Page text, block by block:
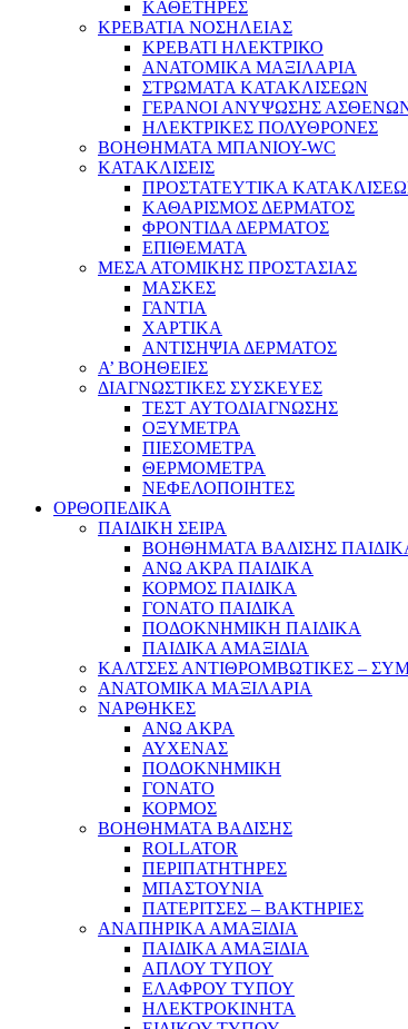
ΚΑΘΕΤΗΡΕΣ
ΚΡΕΒΑΤΙΑ ΝΟΣΗΛΕΙΑΣ
ΚΡΕΒΑΤΙ ΗΛΕΚΤΡΙΚΟ
ΑΝΑΤΟΜΙΚΑ ΜΑΞΙΛΑΡΙΑ
ΣΤΡΩΜΑΤΑ ΚΑΤΑΚΛΙΣΕΩΝ
ΓΕΡΑΝΟΙ ΑΝΥΨΩΣΗΣ
ΗΛΕΚΤΡΙΚΕΣ ΠΟΛΥΘΡΟΝΕΣ
ΒΟΗΘΗΜΑΤΑ ΜΠΑΝΙΟΥ-WC
ΚΑΤΑΚΛΙΣΕΙΣ
ΠΡΟΣΤΑΤΕΥΤΙΚΑ
ΚΑΘΑΡΙΣΜΟΣ ΔΕΡΜΑΤΟΣ
ΦΡΟΝΤΙΔΑ ΔΕΡΜΑΤΟΣ
ΕΠΙΘΕΜΑΤΑ
ΜΕΣΑ ΑΤΟΜΙΚΗΣ ΠΡΟΣΤΑΣΙΑΣ
ΜΑΣΚΕΣ
ΓΑΝΤΙΑ
ΧΑΡΤΙΚΑ
ΑΝΤΙΣΗΨΙΑ ΔΕΡΜΑΤΟΣ
Α’ ΒΟΗΘΕΙΕΣ
ΔΙΑΓΝΩΣΤΙΚΕΣ ΣΥΣΚΕΥΕΣ
ΤΕΣΤ ΑΥΤΟΔΙΑΓΝΩΣΗΣ
ΟΞΥΜΕΤΡΑ
ΠΙΕΣΟΜΕΤΡΑ
ΘΕΡΜΟΜΕΤΡΑ
ΝΕΦΕΛΟΠΟΙΗΤΕΣ
ΟΡΘΟΠΕΔΙΚΑ
ΠΑΙΔΙΚΗ ΣΕΙΡΑ
ΒΟΗΘΗΜΑΤΑ ΒΑΔΙΣΗΣ
ΑΝΩ ΑΚΡΑ ΠΑΙΔΙΚΑ
ΚΟΡΜΟΣ ΠΑΙΔΙΚΑ
ΓΟΝΑΤΟ ΠΑΙΔΙΚΑ
ΠΟΔΟΚΝΗΜΙΚΗ ΠΑΙΔΙΚΑ
ΠΑΙΔΙΚΑ ΑΜΑΞΙΔΙΑ
ΚΑΛΤΣΕΣ ΑΝΤΙΘΡΟΜΒΩΤΙΚΕΣ –
ΑΝΑΤΟΜΙΚΑ ΜΑΞΙΛΑΡΙΑ
ΝΑΡΘΗΚΕΣ
ΑΝΩ ΑΚΡΑ
ΑΥΧΕΝΑΣ
ΠΟΔΟΚΝΗΜΙΚΗ
ΓΟΝΑΤΟ
ΚΟΡΜΟΣ
ΒΟΗΘΗΜΑΤΑ ΒΑΔΙΣΗΣ
ROLLATOR
ΠΕΡΙΠΑΤΗΤΗΡΕΣ
ΜΠΑΣΤΟΥΝΙΑ
ΠΑΤΕΡΙΤΣΕΣ – ΒΑΚΤΗΡΙΕΣ
ΑΝΑΠΗΡΙΚΑ ΑΜΑΞΙΔΙΑ
ΠΑΙΔΙΚΑ ΑΜΑΞΙΔΙΑ
ΑΠΛΟΥ ΤΥΠΟΥ
ΕΛΑΦΡΟΥ ΤΥΠΟΥ
ΗΛΕΚΤΡΟΚΙΝΗΤΑ